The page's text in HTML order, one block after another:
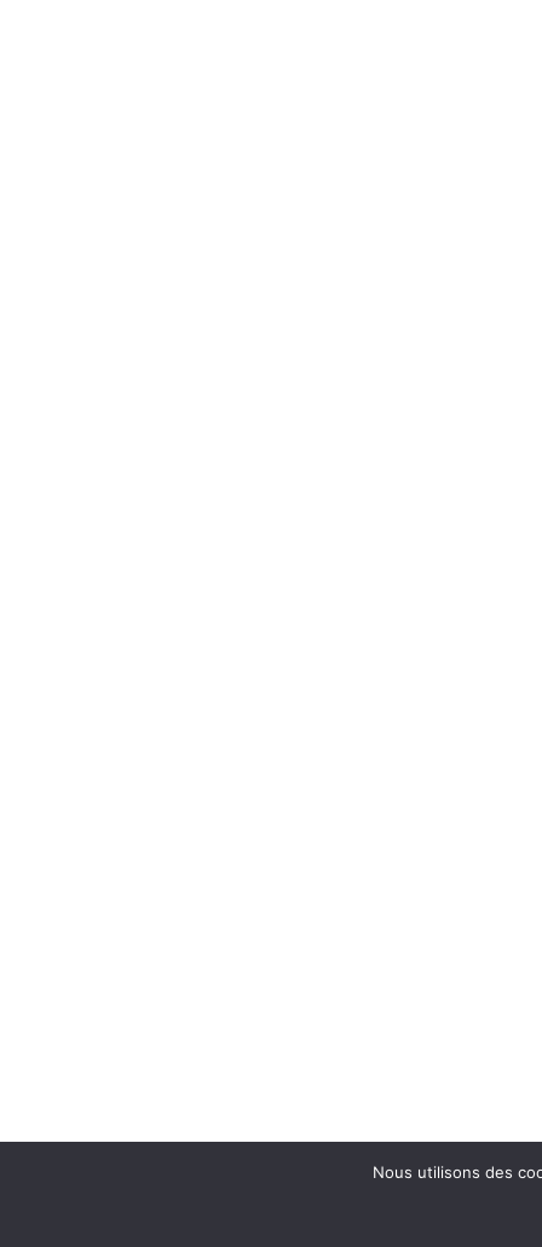
Nous utilisons des